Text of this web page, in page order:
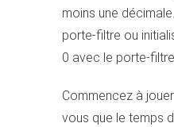
moins une
porte-filtre ou
0 avec le porte-
Commencez à
vous que le temps